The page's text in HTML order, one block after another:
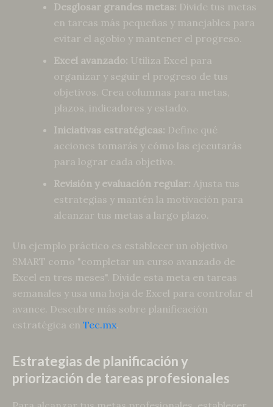
Desglosar grandes metas: Divide tus metas
en tareas más pequeñas y manejables para
evitar el agobio y mantener el progreso.
Excel avanzado: Utiliza Excel para
organizar y seguir el progreso de tus
objetivos. Crea columnas para metas,
plazos, indicadores y estado.
Iniciativas estratégicas: Define qué
acciones tomarás y cómo las ejecutarás
para lograr cada objetivo.
Revisión y evaluación regular: Ajusta tus
estrategias y mantén la motivación para
alcanzar tus metas a largo plazo.
Un ejemplo práctico es establecer un objetivo
SMART como "completar un curso avanzado de
Excel en tres meses". Divide esta meta en tareas
semanales y usa una hoja de Excel para controlar el
avance. Descubre más sobre planificación
estratégica en Tec.mx.
Estrategias de planificación y
priorización de tareas profesionales